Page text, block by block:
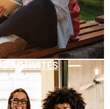
ACTIVITÉS